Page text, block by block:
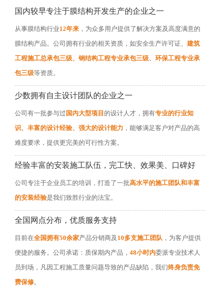
国内较早专注于膜结构开发生产的企业之一
从事膜结构行业12年来 ，为众多用户提供了解决方案及高度满意的
膜结构产品。公司拥有行业的相关资质，如安全生产许可证、 建筑
工程施工总承包三级、钢结构工程专业承包三级、环保工程专业承
包三级等资质。
少数拥有自主设计团队的企业之一
公司有一批参与过 国内大型项目 的设计人才，拥有专业的行业知
识、丰富的设计经验、强大的设计能力 ，能够满足客户对产品的高
难度要求，提供更完美的可行性方案。
经验丰富的安装施工队伍，完工快、效果美、口碑好
公司专注于企业员工的培训，打造了一批高水平的施工团队和丰富
的安装经验是我们致胜行业的法宝。
全国网点分布，优质服务支持
目前在全国拥有50余家产品分销商及 10多支施工团队 ，为客户提供
便捷的服务。公司承诺：质保期内产品， 48小时内委派专业技术人
员到场，凡因工程施工质量问题导致的产品缺陷，我们终身负责免
费保修。